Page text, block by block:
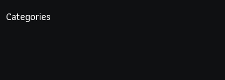
Categories